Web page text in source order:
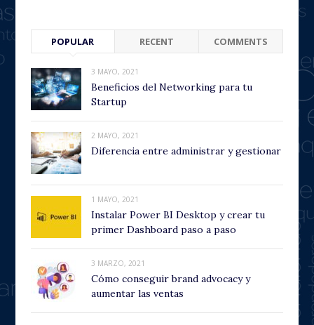
POPULAR RECENT COMMENTS
3 MAYO, 2021
Beneficios del Networking para tu
Startup
2 MAYO, 2021
Diferencia entre administrar y gestionar
1 MAYO, 2021
Instalar Power BI Desktop y crear tu
primer Dashboard paso a paso
3 MARZO, 2021
Cómo conseguir brand advocacy y
aumentar las ventas